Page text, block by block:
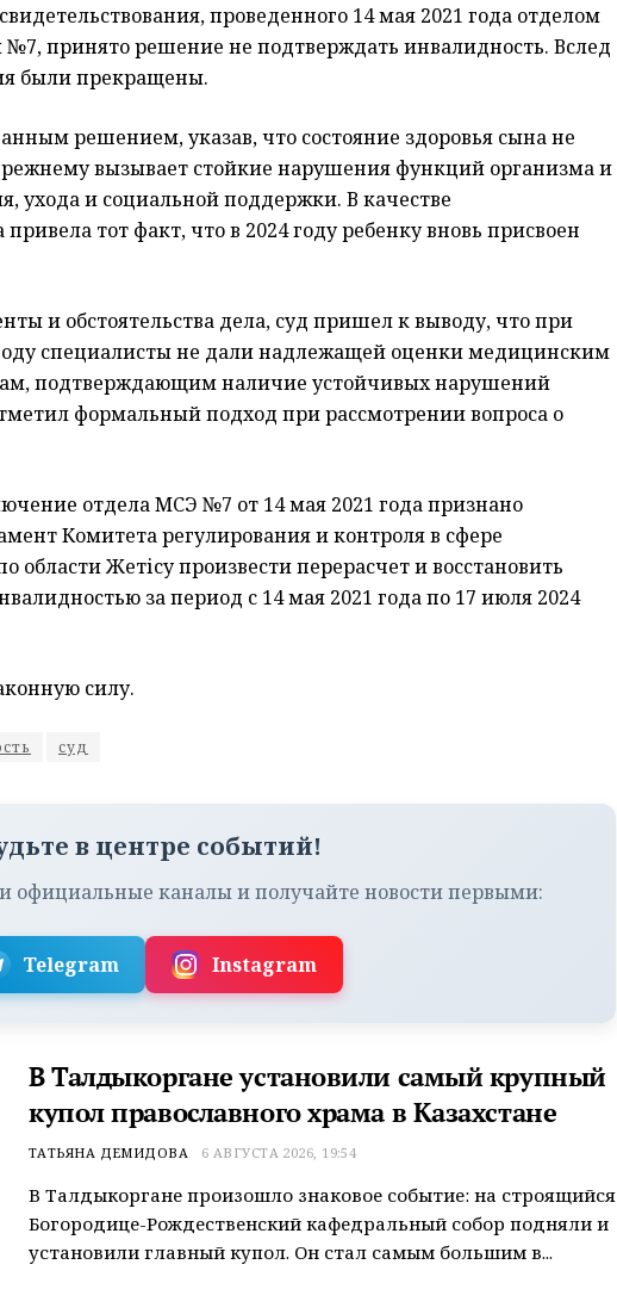
проведенного 14 мая 2021 года отделом
принято решение не подтверждать инвалидность. Вслед
были прекращены.
решением, указав, что состояние здоровья сына не
вызывает стойкие нарушения функций организма и
ухода и социальной поддержки. В качестве
тот факт, что в 2024 году ребенку вновь присвоен
и обстоятельства дела, суд пришел к выводу, что при
специалисты не дали надлежащей оценки медицинским
подтверждающим наличие устойчивых нарушений
формальный подход при рассмотрении вопроса о
отдела МСЭ №7 от 14 мая 2021 года признано
Комитета регулирования и контроля в сфере
области Жетісу произвести перерасчет и восстановить
за период с 14 мая 2021 года по 17 июля 2024
силу.
суд
в центре событий!
официальные каналы и получайте новости первыми:
Telegram Instagram
В Талдыкоргане установили самый крупный
купол православного храма в Казахстане
ТАТЬЯНА ДЕМИДОВА 6 АВГУСТА 2026, 19:54
В Талдыкоргане произошло знаковое событие: на строящийся
Богородице-Рождественский кафедральный собор подняли и
установили главный купол. Он стал самым большим в...